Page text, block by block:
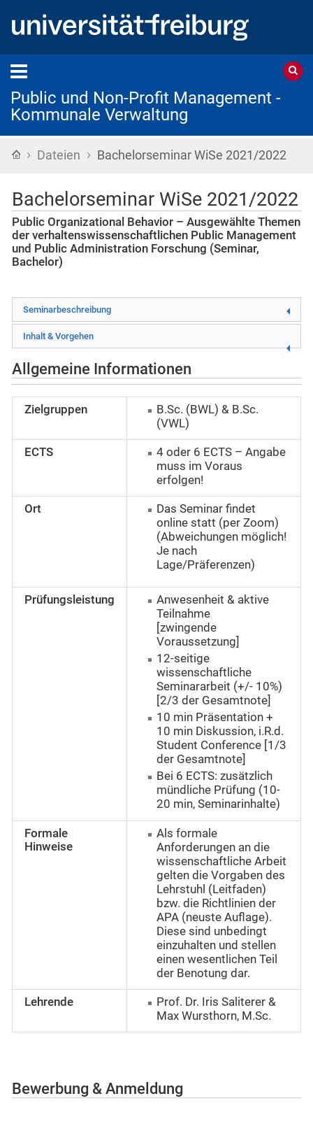
Public und Non-Profit Management -
Kommunale Verwaltung
Startseite
› Dateien › Bachelorseminar WiSe 2021/2022
Bachelorseminar WiSe 2021/2022
Public Organizational Behavior – Ausgewählte Themen
der verhaltenswissenschaftlichen Public Management
und Public Administration Forschung (Seminar,
Bachelor)
Seminarbeschreibung
Inhalt & Vorgehen
Allgemeine Informationen
Zielgruppen
B.Sc. (BWL) & B.Sc.
(VWL)
ECTS
4 oder 6 ECTS – Angabe
muss im Voraus
erfolgen!
Ort
Das Seminar findet
online statt (per Zoom)
(Abweichungen möglich!
Je nach
Lage/Präferenzen)
Prüfungsleistung
Anwesenheit & aktive
Teilnahme
[zwingende
Voraussetzung]
12-seitige
wissenschaftliche
Seminararbeit (+/- 10%)
[2/3 der Gesamtnote]
10 min Präsentation +
10 min Diskussion, i.R.d.
Student Conference [1/3
der Gesamtnote]
Bei 6 ECTS: zusätzlich
mündliche Prüfung (10-
20 min, Seminarinhalte)
Formale
Hinweise
Als formale
Anforderungen an die
wissenschaftliche Arbeit
gelten die Vorgaben des
Lehrstuhl (Leitfaden)
bzw. die Richtlinien der
APA (neuste Auflage).
Diese sind unbedingt
einzuhalten und stellen
einen wesentlichen Teil
der Benotung dar.
Lehrende
Prof. Dr. Iris Saliterer &
Max Wursthorn, M.Sc.
Bewerbung & Anmeldung